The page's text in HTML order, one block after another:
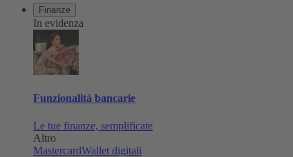
Finanze
In evidenza
Funzionalità bancarie
Le tue finanze, semplificate
Altro
MastercardWallet digitali